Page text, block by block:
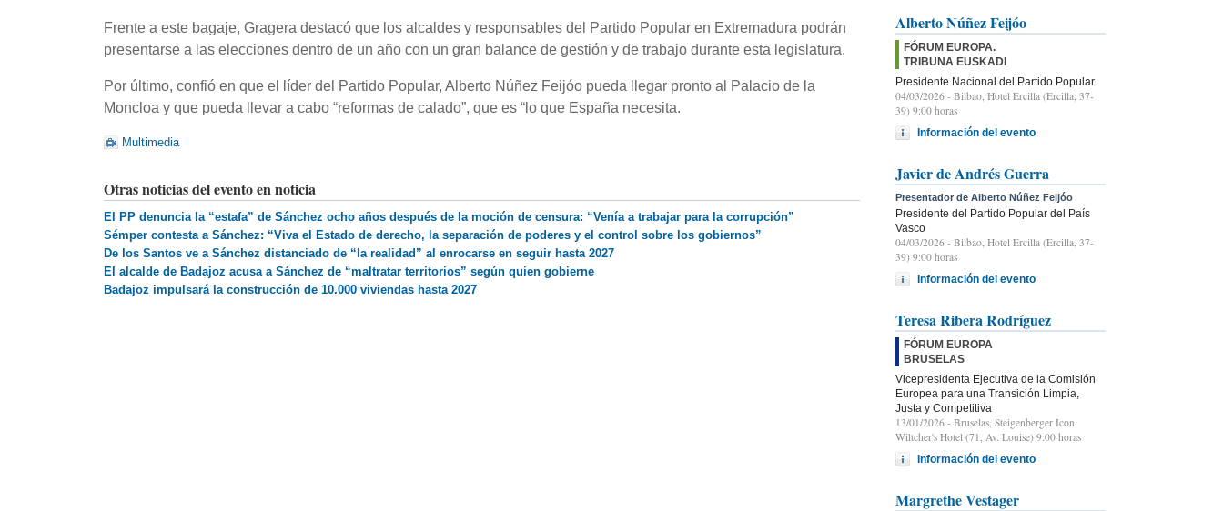
Frente a este bagaje, Gragera destacó que los alcaldes y responsables del Partido Popular en Extremadura podrán
presentarse a las elecciones dentro de un año con un gran balance de gestión y de trabajo durante esta legislatura.
Por último, confió en que el líder del Partido Popular, Alberto Núñez Feijóo pueda llegar pronto al Palacio de la
Moncloa y que pueda llevar a cabo “reformas de calado”, que es “lo que España necesita.
Multimedia
Otras noticias del evento en noticia
El PP denuncia la “estafa” de Sánchez ocho años después de la moción de censura: “Venía a trabajar para la corrupción”
Sémper contesta a Sánchez: “Viva el Estado de derecho, la separación de poderes y el control sobre los gobiernos”
De los Santos ve a Sánchez distanciado de “la realidad” al enrocarse en seguir hasta 2027
El alcalde de Badajoz acusa a Sánchez de “maltratar territorios” según quien gobierne
Badajoz impulsará la construcción de 10.000 viviendas hasta 2027
Alberto Núñez Feijóo
FÓRUM EUROPA.
TRIBUNA EUSKADI
Presidente Nacional del Partido Popular
04/03/2026 - Bilbao, Hotel Ercilla (Ercilla, 37-
39) 9:00 horas
Información del evento
Javier de Andrés Guerra
Presentador de Alberto Núñez Feijóo
Presidente del Partido Popular del País
Vasco
04/03/2026 - Bilbao, Hotel Ercilla (Ercilla, 37-
39) 9:00 horas
Información del evento
Teresa Ribera Rodríguez
FÓRUM EUROPA
BRUSELAS
Vicepresidenta Ejecutiva de la Comisión
Europea para una Transición Limpia,
Justa y Competitiva
13/01/2026 - Bruselas, Steigenberger Icon
Wiltcher's Hotel (71, Av. Louise) 9:00 horas
Información del evento
Margrethe Vestager